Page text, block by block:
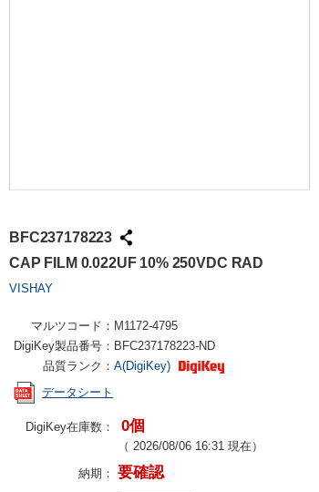
BFC237178223
CAP FILM 0.022UF 10% 250VDC RAD
VISHAY
マルツコード： M1172-4795
DigiKey製品番号： BFC237178223-ND
品質ランク： A(DigiKey)
データシート
DigiKey在庫数： 0個
（ 2026/08/06 16:31 現在）
納期： 要確認